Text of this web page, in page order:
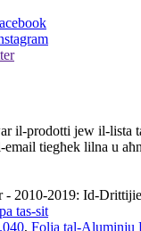
il-prodotti jew il-lista
tiegħek lilna u
2010-2019: Id-
tas-sit
, Folja tal-Aluminju